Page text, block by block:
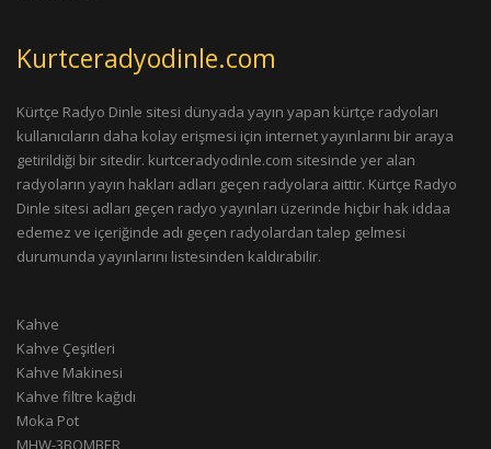
Kurtceradyodinle.com
Kürtçe Radyo Dinle sitesi dünyada yayın yapan kürtçe radyoları
kullanıcıların daha kolay erişmesi için internet yayınlarını bir araya
getirildiği bir sitedir. kurtceradyodinle.com sitesinde yer alan
radyoların yayın hakları adları geçen radyolara aittir. Kürtçe Radyo
Dinle sitesi adları geçen radyo yayınları üzerinde hiçbir hak iddaa
edemez ve içeriğinde adı geçen radyolardan talep gelmesi
durumunda yayınlarını listesinden kaldırabilir.
Kahve
Kahve Çeşitleri
Kahve Makinesi
Kahve filtre kağıdı
Moka Pot
MHW-3BOMBER